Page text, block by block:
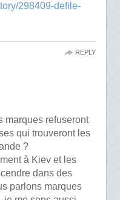
298409-defile-
marques refuseront
qui trouveront les
?
à Kiev et les
dans des
parlons marques
REPLY